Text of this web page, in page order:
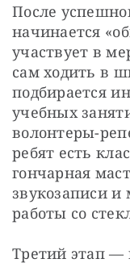
После
начинается
участвует в
сам ходить в
подбирается
учебных
волонтеры-
ребят есть
гончарная
звукозаписи и
работы со
Третий этап —